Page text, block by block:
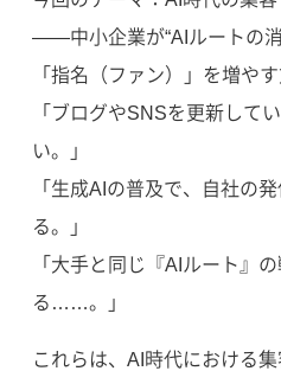
——中小企業が“AIルートの
「指名（ファン）」を増や
「ブログやSNSを更新して
い。」
「生成AIの普及で、自社の
る。」
「大手と同じ『AIルート』
る……。」
これらは、AI時代における